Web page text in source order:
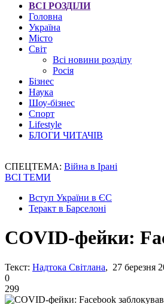
ВСІ РОЗДІЛИ
Головна
Україна
Місто
Світ
Всі новини розділу
Росія
Бізнес
Наука
Шоу-бізнес
Спорт
Lifestyle
БЛОГИ ЧИТАЧІВ
СПЕЦТЕМА: Війна в Ірані
ВСІ ТЕМИ
Вступ України в ЄС
Теракт в Барселоні
COVID-фейки:
Текст: Надтока Світлана, 27 березня
0
299